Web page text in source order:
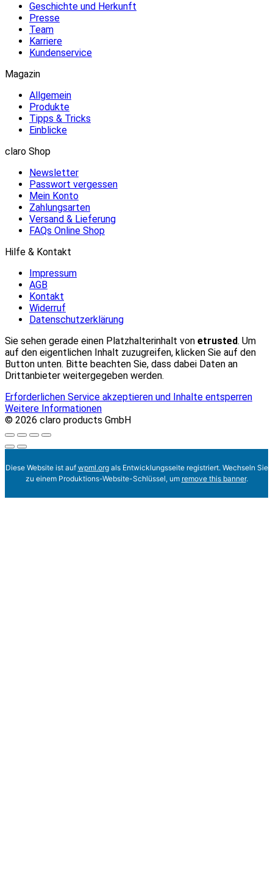
Geschichte und Herkunft
Presse
Team
Karriere
Kundenservice
Magazin
Allgemein
Produkte
Tipps & Tricks
Einblicke
claro Shop
Newsletter
Passwort vergessen
Mein Konto
Zahlungsarten
Versand & Lieferung
FAQs Online Shop
Hilfe & Kontakt
Impressum
AGB
Kontakt
Widerruf
Datenschutzerklärung
Sie sehen gerade einen Platzhalterinhalt von etrusted. Um
auf den eigentlichen Inhalt zuzugreifen, klicken Sie auf den
Button unten. Bitte beachten Sie, dass dabei Daten an
Drittanbieter weitergegeben werden.
Erforderlichen Service akzeptieren und Inhalte entsperren
Weitere Informationen
© 2026 claro products GmbH
Diese Website ist auf wpml.orgals Entwicklungsseite registriert. Wechseln Sie
zu einem Produktions-Website-Schlüssel, um remove this banner.